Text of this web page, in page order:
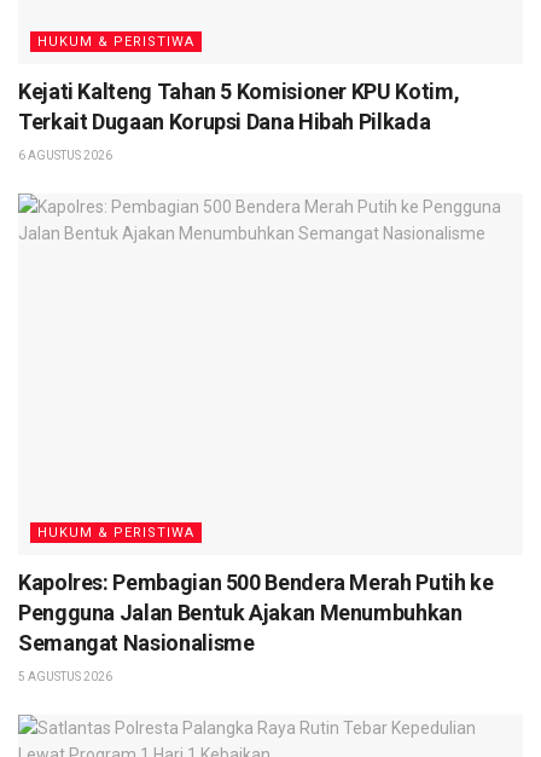
HUKUM & PERISTIWA
Kejati Kalteng Tahan 5 Komisioner KPU Kotim,
Terkait Dugaan Korupsi Dana Hibah Pilkada
6 AGUSTUS 2026
HUKUM & PERISTIWA
Kapolres: Pembagian 500 Bendera Merah Putih ke
Pengguna Jalan Bentuk Ajakan Menumbuhkan
Semangat Nasionalisme
5 AGUSTUS 2026